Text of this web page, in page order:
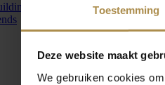
Toestemming
Deze website maakt
We gebruiken cookies